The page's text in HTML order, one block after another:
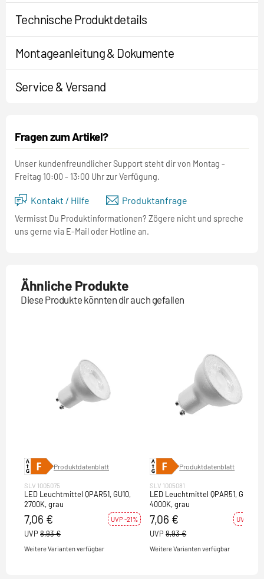
Technische Produktdetails
Montageanleitung & Dokumente
Service & Versand
Fragen zum Artikel?
Unser kundenfreundlicher Support steht dir von Montag -
Freitag 10:00 - 13:00 Uhr zur Verfügung.
Kontakt / Hilfe Produktanfrage
Vermisst Du Produktinformationen? Zögere nicht und spreche
uns gerne via E-Mail oder Hotline an.
Ähnliche Produkte
Diese Produkte könnten dir auch gefallen
Produktdatenblatt
SLV 1005075
LED Leuchtmittel QPAR51, GU10,
2700K, grau
7,06 € UVP -21%
UVP 8,93 €
Weitere Varianten verfügbar
Produktdatenblatt
SLV 1005081
LED Leuchtmittel QPAR51, GU10,
4000K, grau
7,06 € UVP -21%
UVP 8,93 €
Weitere Varianten verfügbar